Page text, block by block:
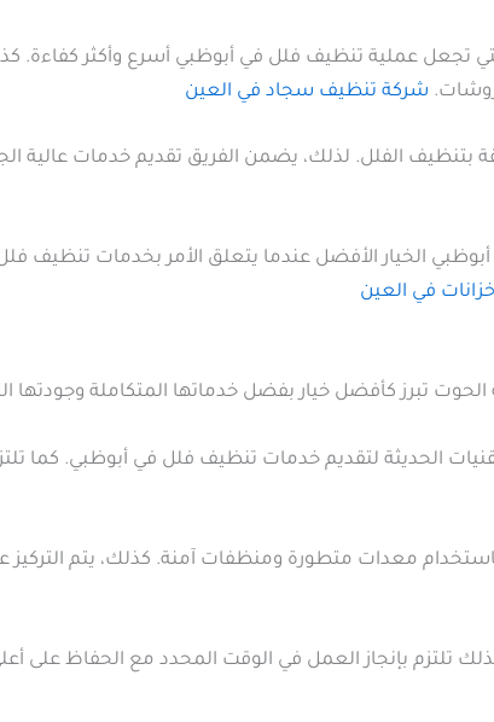
تجعل عملية تنظيف فلل في أبوظبي أسرع وأكثر كفاءة.
شركة تنظيف سجاد في العين
الفلل. لذلك، يضمن الفريق تقديم خدمات عالية
الخيار الأفضل عندما يتعلق الأمر بخدمات تنظيف
في العين
تبرز كأفضل خيار بفضل خدماتها المتكاملة وجودتها
الحديثة لتقديم خدمات تنظيف فلل في أبوظبي. كما
معدات متطورة ومنظفات آمنة. كذلك، يتم التركيز
تلتزم بإنجاز العمل في الوقت المحدد مع الحفاظ على